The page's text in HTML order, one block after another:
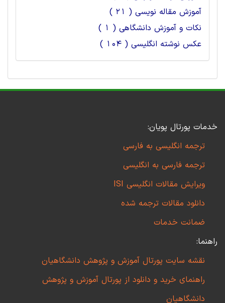
آموزش مقاله نویسی ( 21 )
نکات و آموزش دانشگاهی ( 1 )
عکس نوشته انگلیسی ( 104 )
خدمات پورتال پویان:
ترجمه انگلیسی به فارسی
ترجمه فارسی به انگلیسی
ویرایش مقالات انگلیسی ISI
دانلود مقالات ترجمه شده
ضمانت خدمات
راهنما:
نقشه سایت پورتال آموزش و پژوهش دانشگاهیان
راهنمای خرید و دانلود از پورتال آموزش و پژوهش
دانشگاهیان